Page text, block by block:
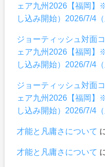
ェア九州2026【福岡】
し込み開始）2026/7/4
ジョーティッシュ対面
ェア九州2026【福岡】
し込み開始）2026/7/4
ジョーティッシュ対面
ェア九州2026【福岡】
し込み開始）2026/7/4
才能と凡庸さについて
才能と凡庸さについて